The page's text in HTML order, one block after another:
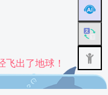
飞出了地球！